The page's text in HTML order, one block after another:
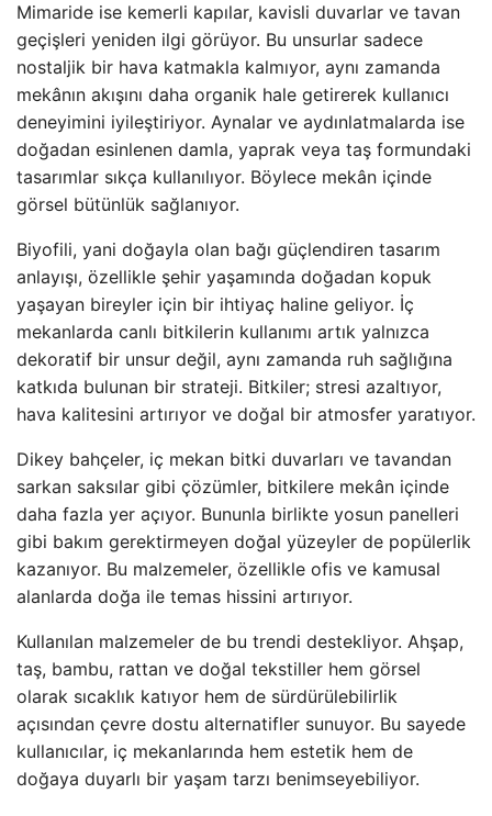
Mimaride ise kemerli kapılar, kavisli duvarlar ve tavan
geçişleri yeniden ilgi görüyor. Bu unsurlar sadece
nostaljik bir hava katmakla kalmıyor, aynı zamanda
mekânın akışını daha organik hale getirerek kullanıcı
deneyimini iyileştiriyor. Aynalar ve aydınlatmalarda ise
doğadan esinlenen damla, yaprak veya taş formundaki
tasarımlar sıkça kullanılıyor. Böylece mekân içinde
görsel bütünlük sağlanıyor.
Biyofili, yani doğayla olan bağı güçlendiren tasarım
anlayışı, özellikle şehir yaşamında doğadan kopuk
yaşayan bireyler için bir ihtiyaç haline geliyor. İç
mekanlarda canlı bitkilerin kullanımı artık yalnızca
dekoratif bir unsur değil, aynı zamanda ruh sağlığına
katkıda bulunan bir strateji. Bitkiler; stresi azaltıyor,
hava kalitesini artırıyor ve doğal bir atmosfer yaratıyor.
Dikey bahçeler, iç mekan bitki duvarları ve tavandan
sarkan saksılar gibi çözümler, bitkilere mekân içinde
daha fazla yer açıyor. Bununla birlikte yosun panelleri
gibi bakım gerektirmeyen doğal yüzeyler de popülerlik
kazanıyor. Bu malzemeler, özellikle ofis ve kamusal
alanlarda doğa ile temas hissini artırıyor.
Kullanılan malzemeler de bu trendi destekliyor. Ahşap,
taş, bambu, rattan ve doğal tekstiller hem görsel
olarak sıcaklık katıyor hem de sürdürülebilirlik
açısından çevre dostu alternatifler sunuyor. Bu sayede
kullanıcılar, iç mekanlarında hem estetik hem de
doğaya duyarlı bir yaşam tarzı benimseyebiliyor.